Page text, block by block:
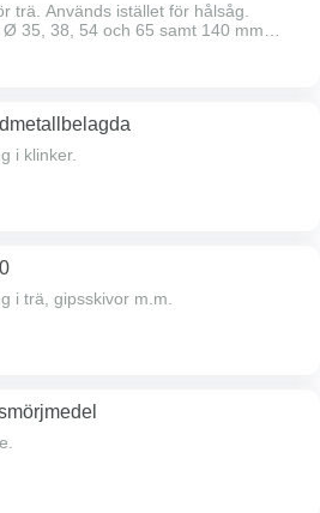
trä. Används istället för hålsåg.
Ø 35, 38, 54 och 65 samt 140 mm
i klinker.
i trä, gipsskivor m.m.